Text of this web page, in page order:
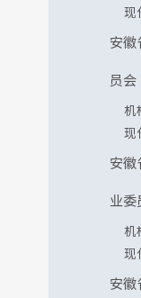
现
安徽
员会
机
现
安徽
业委
机
现
安徽